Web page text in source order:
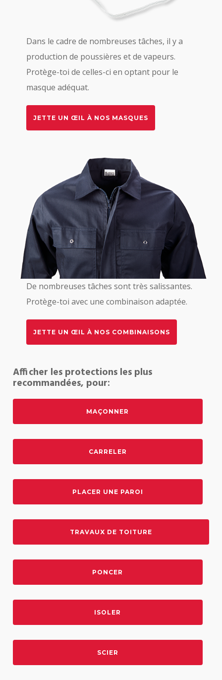
Dans le cadre de nombreuses tâches, il y a
production de poussières et de vapeurs.
Protège-toi de celles-ci en optant pour le
masque adéquat.
JETTE UN ŒIL À NOS MASQUES
De nombreuses tâches sont très salissantes.
Protège-toi avec une combinaison adaptée.
JETTE UN ŒIL À NOS COMBINAISONS
Afficher les protections les plus
recommandées, pour:
MAÇONNER
CARRELER
PLACER UNE PAROI
TRAVAUX DE TOITURE
PONCER
ISOLER
SCIER